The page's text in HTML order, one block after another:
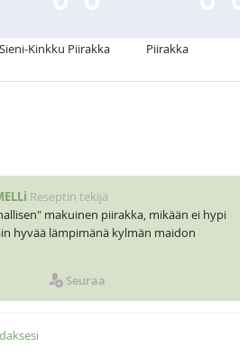
Sieni-Kinkku Piirakka Piirakka
Reseptin tekijä
makuinen piirakka, mikään ei hypi
hyvää lämpimänä kylmän maidon
Seuraa